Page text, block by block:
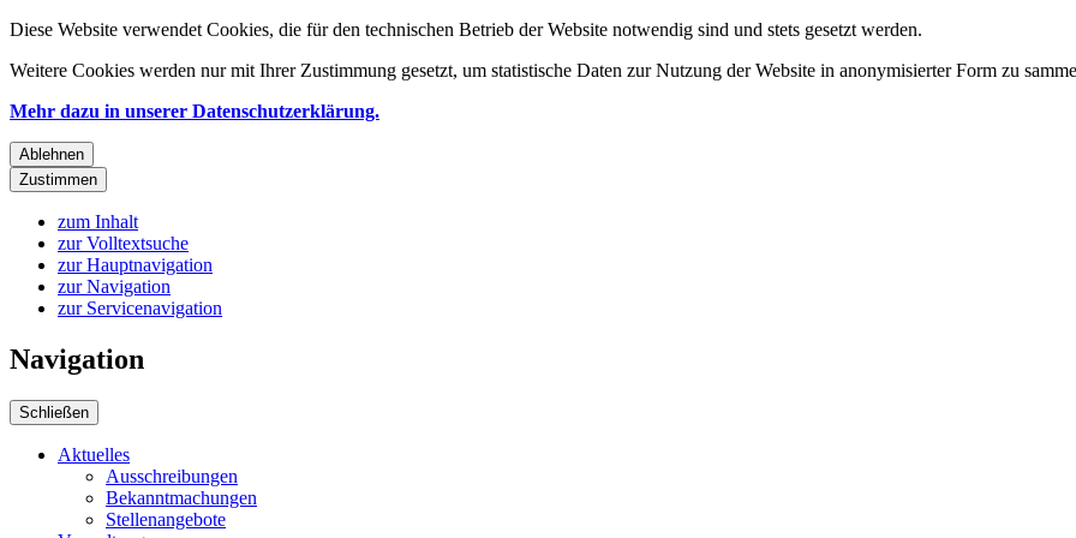
Diese Website verwendet Cookies, die für den technischen Betrieb der Website notwendig sind und stets gesetzt werden.
Weitere Cookies werden nur mit Ihrer Zustimmung gesetzt, um statistische Daten zur Nutzung der Website in anonymisierter Form zu
Mehr dazu in unserer Datenschutzerklärung.
Ablehnen
Zustimmen
zum Inhalt
zur Volltextsuche
zur Hauptnavigation
zur Navigation
zur Servicenavigation
Navigation
Schließen
Aktuelles
Ausschreibungen
Bekanntmachungen
Stellenangebote